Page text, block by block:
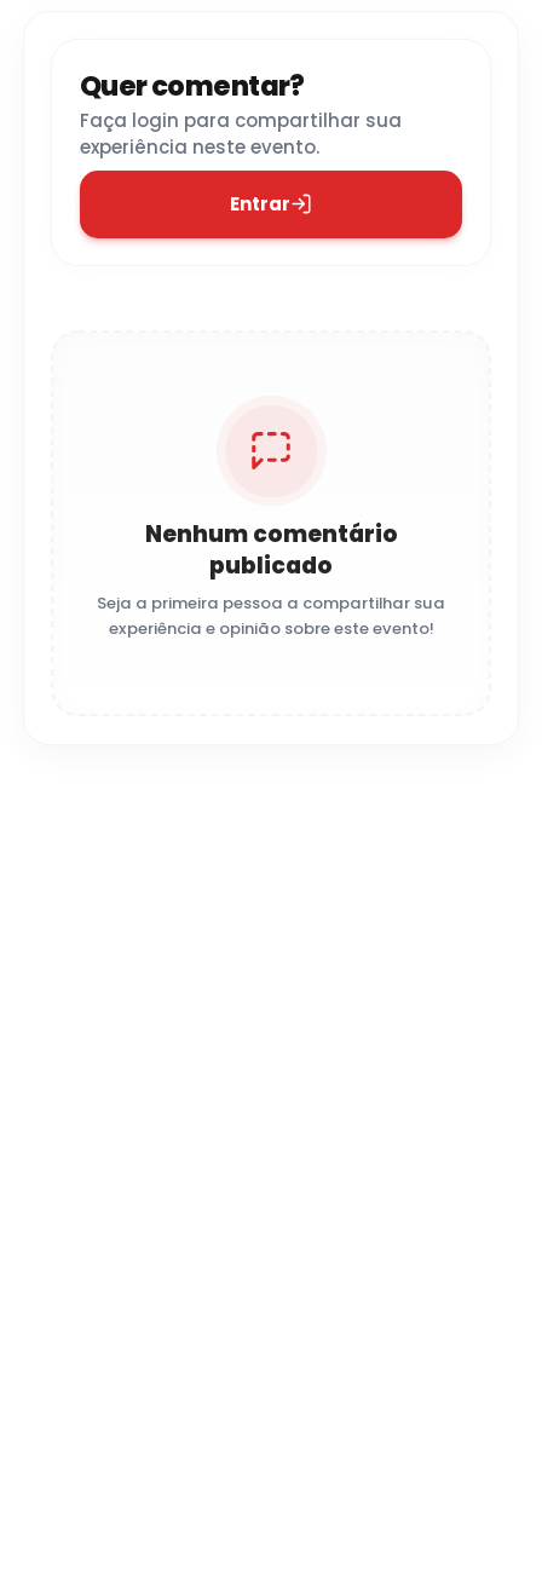
Quer comentar?
Faça login para compartilhar sua
experiência neste evento.
Entrar
Nenhum comentário
publicado
Seja a primeira pessoa a compartilhar sua
experiência e opinião sobre este evento!